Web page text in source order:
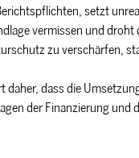
setzt
vermissen und
zu verschärfen,
daher, dass die
der Finanzierung